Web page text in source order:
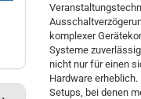
komplexer
Systeme
nicht nur für einen
Hardware
Setups, bei denen